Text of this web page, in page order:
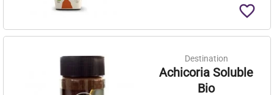
favorite_border
Destination
Achicoria Soluble
Bio